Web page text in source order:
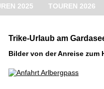
2025 TOUREN 2026
Trike-Urlaub am
Bilder von der Anreise zum